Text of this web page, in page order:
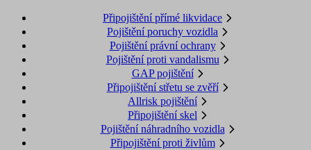
Připojištění přímé likvidace
Pojištění poruchy vozidla
Pojištění právní ochrany
Pojištění proti vandalismu
GAP pojištění
Připojištění střetu se zvěří
Allrisk pojištění
Připojištění skel
Pojištění náhradního vozidla
Připojištění proti živlům